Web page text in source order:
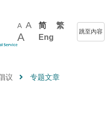
A A
A
简
繁
Eng
跳至內容
议 专题文章